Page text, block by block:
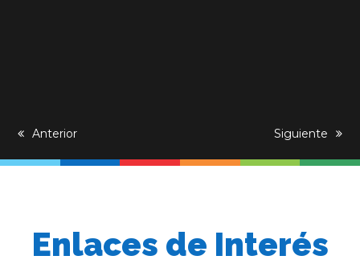
previous
Anterior
next
Siguiente
Enlaces de Interés